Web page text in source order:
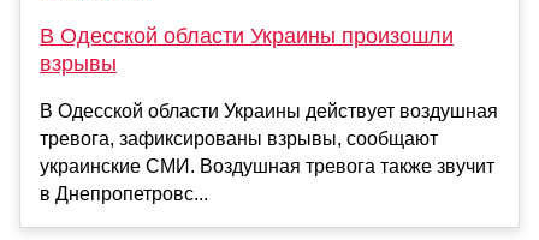
В Одесской области Украины произошли
взрывы
В Одесской области Украины действует воздушная
тревога, зафиксированы взрывы, сообщают
украинские СМИ. Воздушная тревога также звучит
в Днепропетровс...